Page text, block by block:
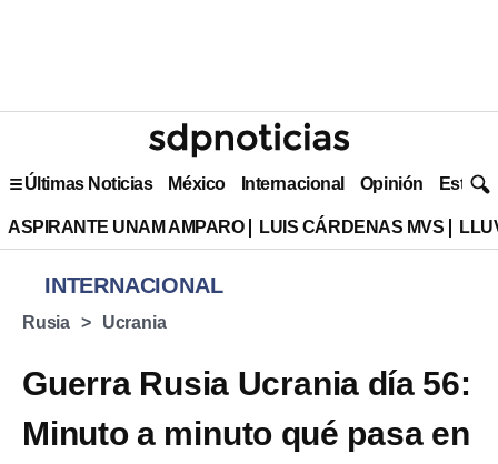
Últimas Noticias México Internacional Opinión Estilo
ASPIRANTE UNAM AMPARO LUIS CÁRDENAS MVS
INTERNACIONAL
Rusia Ucrania
Guerra Rusia Ucrania día 56:
Minuto a minuto qué pasa en